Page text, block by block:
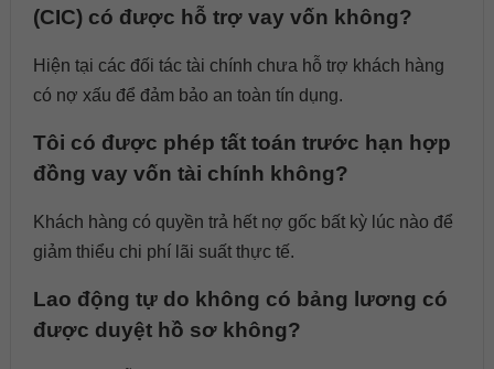
(CIC) có được hỗ trợ vay vốn không?
Hiện tại các đối tác tài chính chưa hỗ trợ khách hàng
có nợ xấu để đảm bảo an toàn tín dụng.
Tôi có được phép tất toán trước hạn hợp
đồng vay vốn tài chính không?
Khách hàng có quyền trả hết nợ gốc bất kỳ lúc nào để
giảm thiểu chi phí lãi suất thực tế.
Lao động tự do không có bảng lương có
được duyệt hồ sơ không?